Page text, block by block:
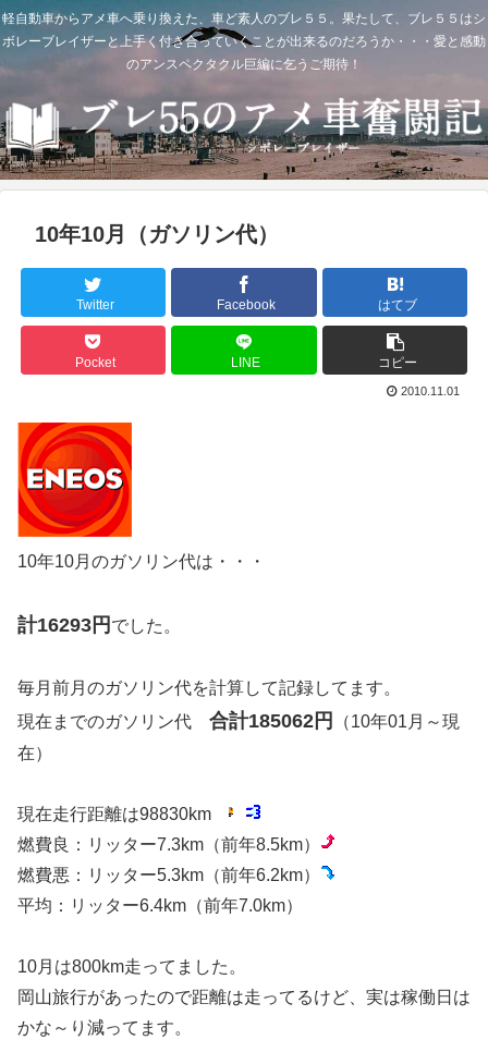
軽自動車からアメ車へ乗り換えた、車ど素人のブレ５５。果たして、ブレ５５はシ
ボレーブレイザーと上手く付き合っていくことが出来るのだろうか・・・愛と感動
のアンスペクタクル巨編に乞うご期待！
10年10月（ガソリン代）
Twitter Facebook はてブ
Pocket LINE コピー
2010.11.01
10年10月のガソリン代は・・・
計16293円 でした。
毎月前月のガソリン代を計算して記録してます。
現在までのガソリン代 合計185062円
（10年01月～現
在）
現在走行距離は98830km
燃費良：リッター7.3km（前年8.5km）
燃費悪：リッター5.3km（前年6.2km）
平均：リッター6.4km（前年7.0km）
10月は800km走ってました。
岡山旅行があったので距離は走ってるけど、実は稼働日は
かな～り減ってます。